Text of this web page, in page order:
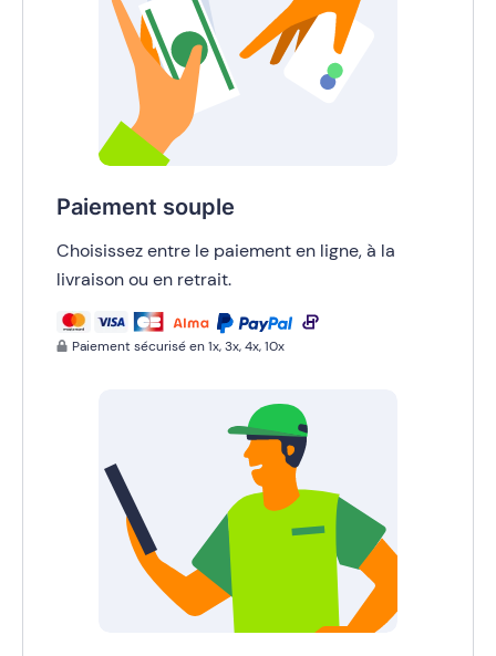
Paiement souple
Choisissez entre le paiement en ligne, à la
livraison ou en retrait.
Paiement sécurisé en 1x, 3x, 4x, 10x